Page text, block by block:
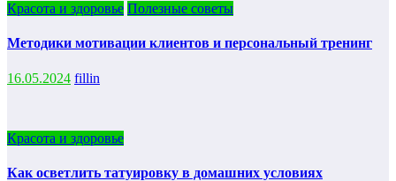
Красота и здоровье Полезные советы
Методики мотивации клиентов и персональный тренинг
16.05.2024 fillin
Красота и здоровье
Как осветлить татуировку в домашних условиях